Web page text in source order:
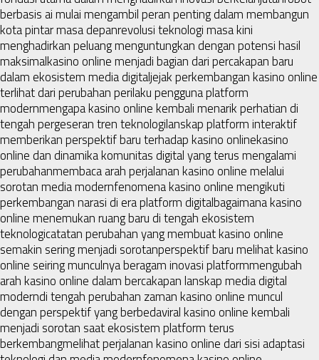
berbasis ai mulai mengambil peran penting dalam membangun
kota pintar masa depanrevolusi teknologi masa kini
menghadirkan peluang menguntungkan dengan potensi hasil
maksimalkasino online menjadi bagian dari percakapan baru
dalam ekosistem media digitaljejak perkembangan kasino online
terlihat dari perubahan perilaku pengguna platform
modernmengapa kasino online kembali menarik perhatian di
tengah pergeseran tren teknologilanskap platform interaktif
memberikan perspektif baru terhadap kasino onlinekasino
online dan dinamika komunitas digital yang terus mengalami
perubahanmembaca arah perjalanan kasino online melalui
sorotan media modernfenomena kasino online mengikuti
perkembangan narasi di era platform digitalbagaimana kasino
online menemukan ruang baru di tengah ekosistem
teknologicatatan perubahan yang membuat kasino online
semakin sering menjadi sorotanperspektif baru melihat kasino
online seiring munculnya beragam inovasi platformmengubah
arah kasino online dalam bercakapan lanskap media digital
moderndi tengah perubahan zaman kasino online muncul
dengan perspektif yang berbedaviral kasino online kembali
menjadi sorotan saat ekosistem platform terus
berkembangmelihat perjalanan kasino online dari sisi adaptasi